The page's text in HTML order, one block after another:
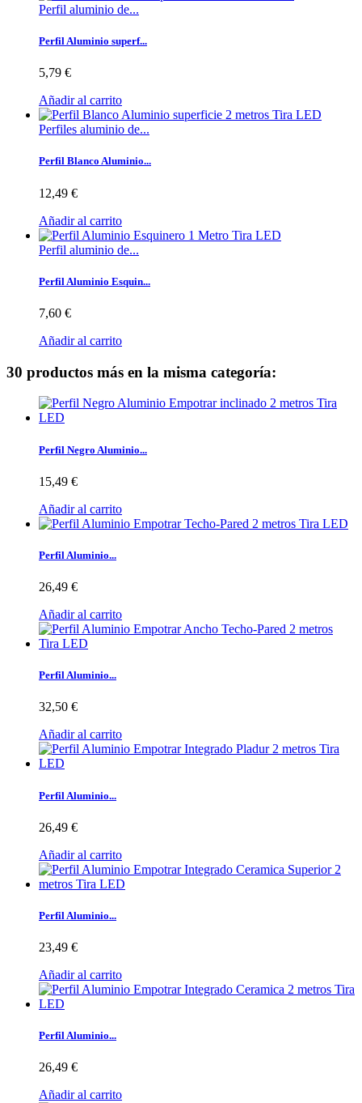
Perfil aluminio de...
Perfil Aluminio superf...
5,79 €
Añadir al carrito
Perfiles aluminio de...
Perfil Blanco Aluminio...
12,49 €
Añadir al carrito
Perfil aluminio de...
Perfil Aluminio Esquin...
7,60 €
Añadir al carrito
30 productos más en la misma categoría:
Perfil Negro Aluminio...
15,49 €
Añadir al carrito
Perfil Aluminio...
26,49 €
Añadir al carrito
Perfil Aluminio...
32,50 €
Añadir al carrito
Perfil Aluminio...
26,49 €
Añadir al carrito
Perfil Aluminio...
23,49 €
Añadir al carrito
Perfil Aluminio...
26,49 €
Añadir al carrito